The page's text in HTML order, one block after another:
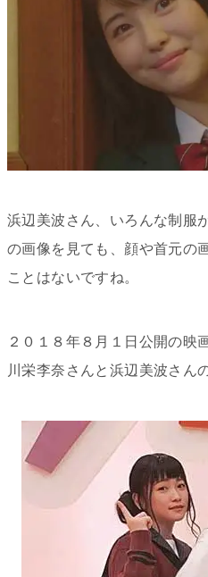
浜辺美波さん、いろんな制服
の画像を見ても、顔や首元の
ことはないですね。
２０１８年８月１日公開の映
川栄李奈さんと浜辺美波さん